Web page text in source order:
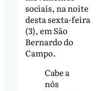
sociais, na noite
desta sexta-feira
(3), em São
Bernardo do
Campo.
Cabe a
nós